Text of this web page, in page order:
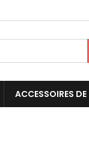
ACCESSOIRES DE